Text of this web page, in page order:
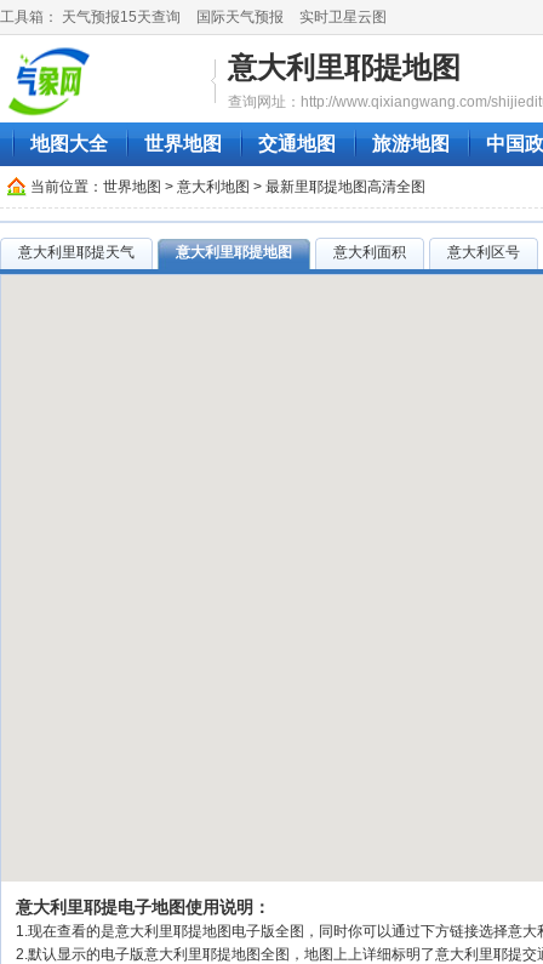
工具箱： 天气预报15天查询 国际天气预报 实时卫星云图
意大利里耶提地图
查询网址：http://www.qixiangwang.com/
地图大全 世界地图 交通地图 旅游地图 中国
当前位置： 世界地图 > 意大利地图 > 最新里耶提地图高清全图
意大利里耶提天气 意大利里耶提地图 意大利面积 意大利区号
意大利里耶提电子地图使用说明：
1.现在查看的是意大利里耶提地图电子版全图，同时你可以通过下方链接选择意
2.默认显示的电子版意大利里耶提地图全图，地图上上详细标明了意大利里耶提